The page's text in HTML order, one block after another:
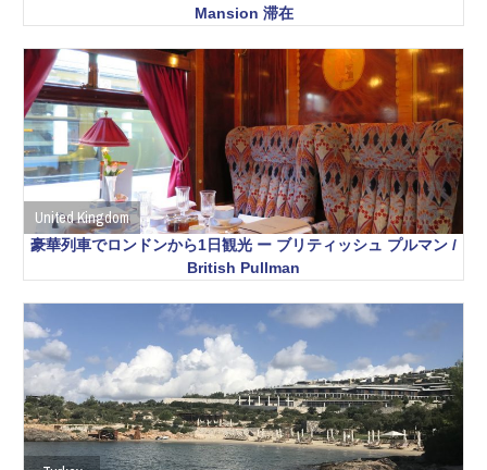
Mansion 滞在
United Kingdom
豪華列車でロンドンから1日観光 ー ブリティッシュ プルマン /
British Pullman